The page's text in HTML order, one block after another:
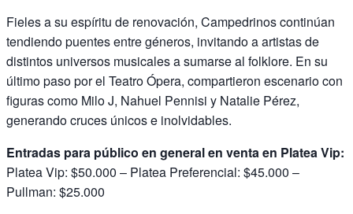
Fieles a su espíritu de renovación, Campedrinos continúan
tendiendo puentes entre géneros, invitando a artistas de
distintos universos musicales a sumarse al folklore. En su
último paso por el Teatro Ópera, compartieron escenario con
figuras como Milo J, Nahuel Pennisi y Natalie Pérez,
generando cruces únicos e inolvidables.
Entradas para público en general en venta en Platea Vip:
Platea Vip: $50.000 – Platea Preferencial: $45.000 –
Pullman: $25.000